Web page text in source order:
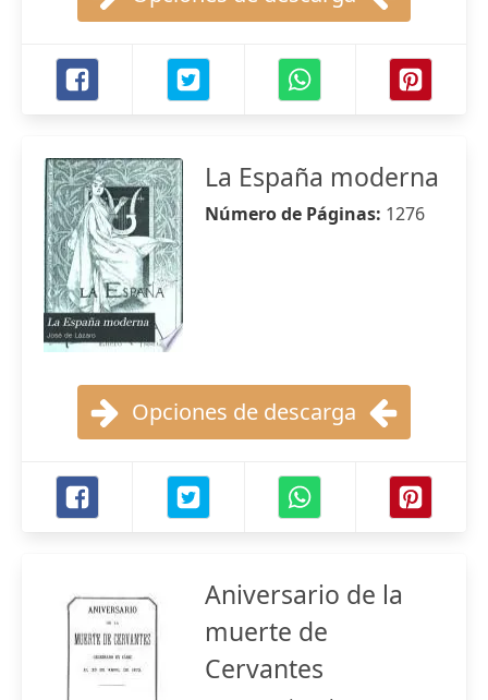
La España moderna
Número de Páginas: 1276
Opciones de descarga
Aniversario de la
muerte de
Cervantes